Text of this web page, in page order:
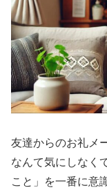
友達からのお礼メ
なんて気にしなく
こと」を一番に意